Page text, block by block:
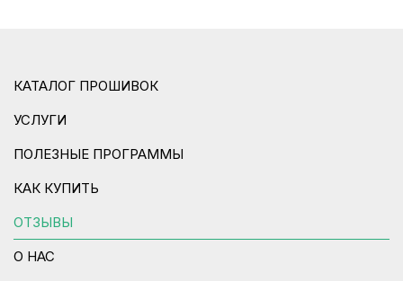
КАТАЛОГ ПРОШИВОК
УСЛУГИ
ПОЛЕЗНЫЕ ПРОГРАММЫ
КАК КУПИТЬ
ОТЗЫВЫ
О НАС